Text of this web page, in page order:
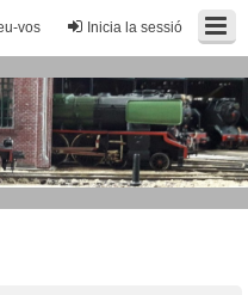
Inicia la sessió
vos